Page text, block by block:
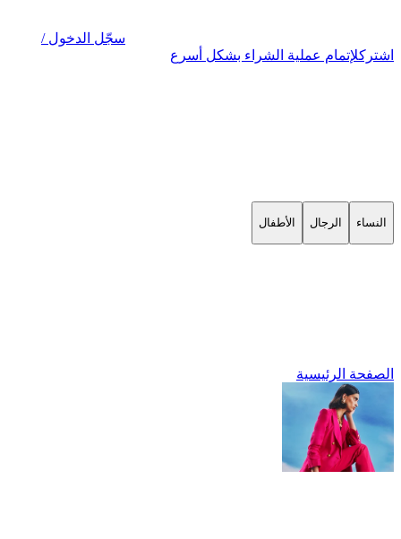
سجّل الدخول /
اشتركلإتمام عملية الشراء بشكل أسرع
النساء الرجال الأطفال
الصفحة الرئيسية